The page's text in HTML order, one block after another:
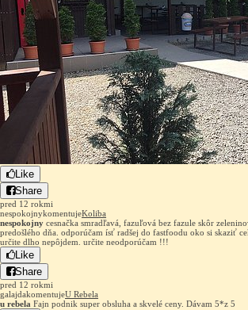
Like
Share
pred 12 rokmi
nespokojnykomentujeKoliba
nespokojny cesnačka smradľavá, fazuľová bez fazule skôr
predošlého dňa. odporúčam ísť radšej do fastfoodu oko si skaziť
určite dlho nepôjdem. určite neodporúčam !!!
Like
Share
pred 12 rokmi
galajdakomentujeU Rebela
u rebela Fajn podnik super obsluha a skvelé ceny. Dávam 5*z 5